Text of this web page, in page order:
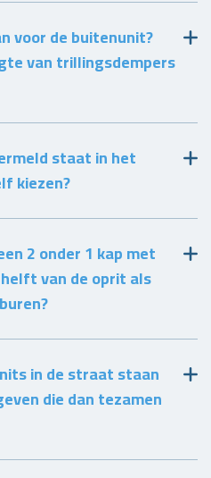
voor de buitenunit?
van trillingsdempers
staat in het
kiezen?
2 onder 1 kap met
van de oprit als
in de straat staan
die dan tezamen